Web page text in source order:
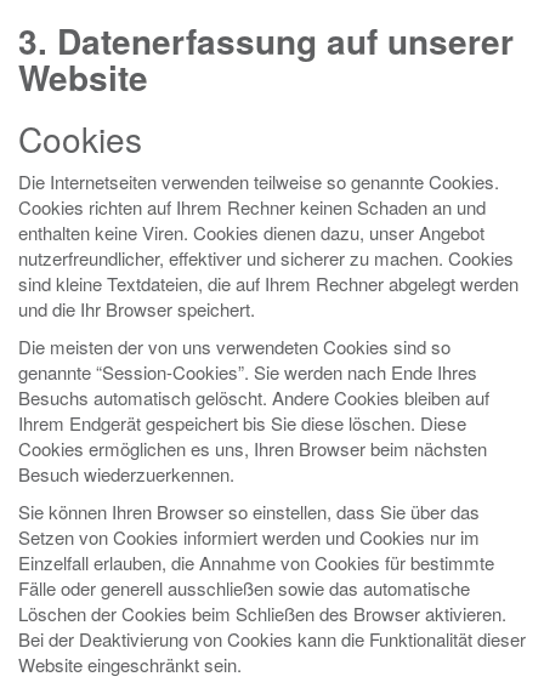
3. Datenerfassung auf unserer
Website
Cookies
Die Internetseiten verwenden teilweise so genannte Cookies.
Cookies richten auf Ihrem Rechner keinen Schaden an und
enthalten keine Viren. Cookies dienen dazu, unser Angebot
nutzerfreundlicher, effektiver und sicherer zu machen. Cookies
sind kleine Textdateien, die auf Ihrem Rechner abgelegt werden
und die Ihr Browser speichert.
Die meisten der von uns verwendeten Cookies sind so
genannte “Session-Cookies”. Sie werden nach Ende Ihres
Besuchs automatisch gelöscht. Andere Cookies bleiben auf
Ihrem Endgerät gespeichert bis Sie diese löschen. Diese
Cookies ermöglichen es uns, Ihren Browser beim nächsten
Besuch wiederzuerkennen.
Sie können Ihren Browser so einstellen, dass Sie über das
Setzen von Cookies informiert werden und Cookies nur im
Einzelfall erlauben, die Annahme von Cookies für bestimmte
Fälle oder generell ausschließen sowie das automatische
Löschen der Cookies beim Schließen des Browser aktivieren.
Bei der Deaktivierung von Cookies kann die Funktionalität dieser
Website eingeschränkt sein.